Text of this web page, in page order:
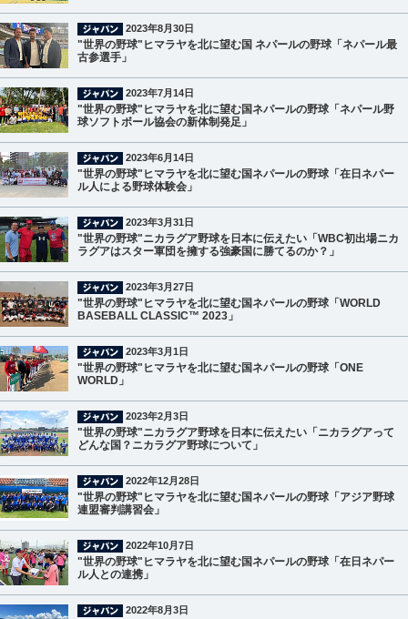
2023年8月30日
"世界の野球"ヒマラヤを北に望む国 ネパールの野球「ネパール最
古参選手」
2023年7月14日
"世界の野球"ヒマラヤを北に望む国ネパールの野球「ネパール野
球ソフトボール協会の新体制発足」
2023年6月14日
"世界の野球"ヒマラヤを北に望む国ネパールの野球「在日ネパー
ル人による野球体験会」
2023年3月31日
"世界の野球"ニカラグア野球を日本に伝えたい「WBC初出場ニカ
ラグアはスター軍団を擁する強豪国に勝てるのか？」
2023年3月27日
"世界の野球"ヒマラヤを北に望む国ネパールの野球「WORLD
BASEBALL CLASSIC™ 2023」
2023年3月1日
"世界の野球"ヒマラヤを北に望む国ネパールの野球「ONE
WORLD」
2023年2月3日
"世界の野球"ニカラグア野球を日本に伝えたい「ニカラグアって
どんな国？ニカラグア野球について」
2022年12月28日
"世界の野球"ヒマラヤを北に望む国ネパールの野球「アジア野球
連盟審判講習会」
2022年10月7日
"世界の野球"ヒマラヤを北に望む国ネパールの野球「在日ネパー
ル人との連携」
2022年8月3日